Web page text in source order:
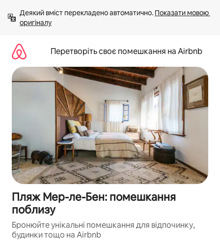
вмісту
Деякий вміст перекладено автоматично. Показати мовою
оригіналу
Перетворіть своє помешкання на Airbnb
Пляж Мер-ле-Бен: помешкання
поблизу
Бронюйте унікальні помешкання для відпочинку,
будинки тощо на Airbnb